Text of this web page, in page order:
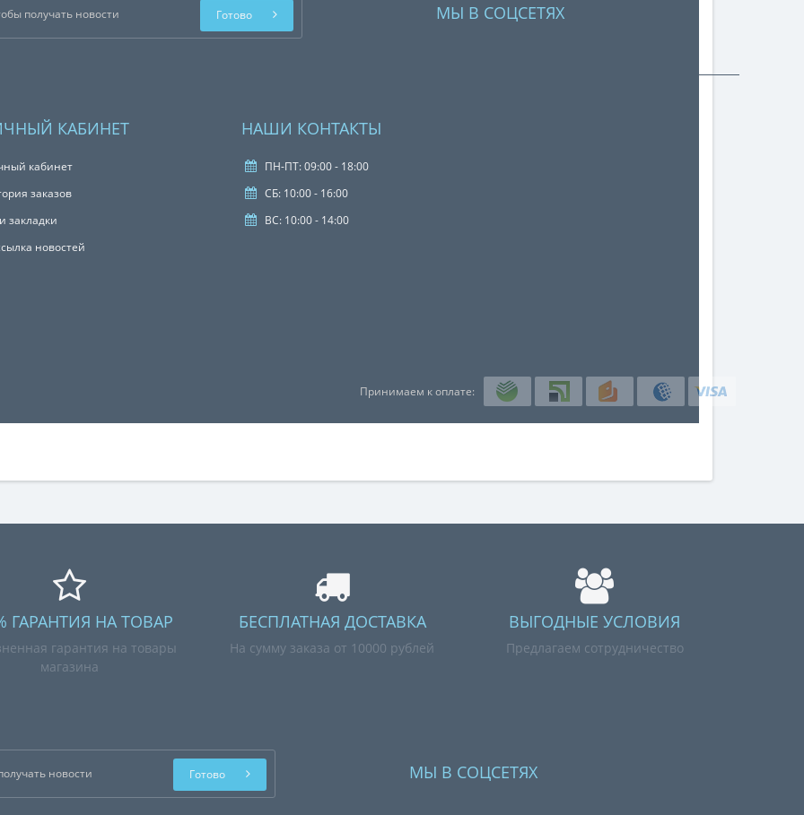
Готово МЫ В СОЦСЕТЯХ
КАБИНЕТ
кабинет
заказов
закладки
новостей
НАШИ КОНТАКТЫ
ПН-ПТ: 09:00 - 18:00
СБ: 10:00 - 16:00
ВС: 10:00 - 14:00
Принимаем к оплате:
ГАРАНТИЯ НА ТОВАР
гарантия на товары
магазина
БЕСПЛАТНАЯ ДОСТАВКА
На сумму заказа от 10000 рублей
ВЫГОДНЫЕ УСЛОВИЯ
Предлагаем сотрудничество
Готово МЫ В СОЦСЕТЯХ